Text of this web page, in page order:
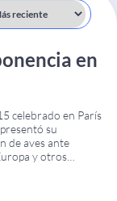
en
celebrado en París
su
de aves ante
y otros
el stand F06,